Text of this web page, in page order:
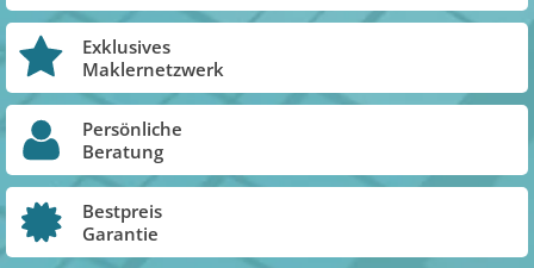
Exklusives
Maklernetzwerk
Persönliche
Beratung
Bestpreis
Garantie